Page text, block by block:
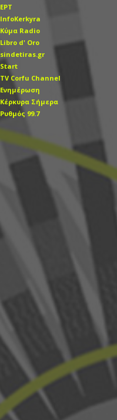
EΡT
InfoKerkyra
Kύμα Radio
Libro d' Οro
sindetiras.gr
Start
TV Corfu Channel
Ενημέρωση
Κέρκυρα Σήμερα
Ρυθμός 99.7